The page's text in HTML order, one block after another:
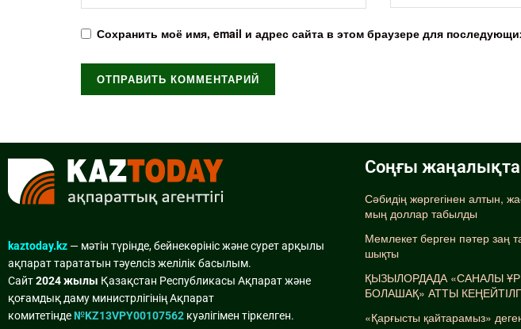
Сохранить моё имя, email и адрес сайта в этом браузере для
kaztoday.kz — мәтін түрінде, бейнекөрініс және сурет арқылы
ақпарат тарататын тәуелсіз желілік басылым.
Сайт2024 жылы Қазақстан Республикасы Ақпарат және
қоғамдық даму министрлігінің Ақпарат
комитетінде№KZ13VPY00107562 куәлігімен тіркелген.
Соңғы
Сәбидің жөргегінен алтын,
мың доллар табылды
Мемлекет берген пәтер заң
шықты
ҚЫЗЫЛОРДАДА «САНАЛЫ
БОЛАШАҚ» АТТЫ
«Қарғысты қайтарамыз»